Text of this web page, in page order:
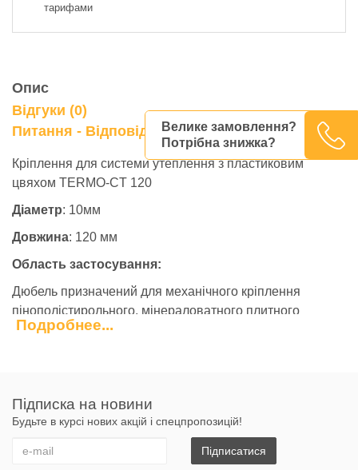
Велике замовлення?
Потрібна знижка?
тарифами
Опис
Відгуки (0)
Питання - Відповідь
Кріплення для системи утеплення з пластиковим
цвяхом TERMO-CT 120
Діаметр: 10мм
Довжина: 120 мм
Область застосування:
Дюбель призначений для механічного кріплення
пінополістирольного, мінераловатного плитного
утеплювача і для механічного кріплення
Властивості:
велика міцність;
стійкість до корозії і конденсату;
високі показники навантаження і зусилля на
Подробнее...
Підписка на новини
Будьте в курсі нових акцій і спецпропозицій!
Підписатися